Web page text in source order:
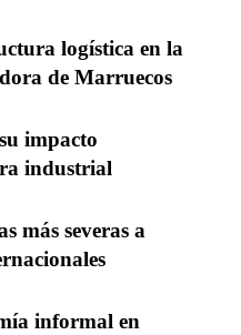
logística en la
de Marruecos
impacto
industrial
más severas a
informal en